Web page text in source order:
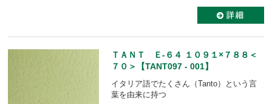
ＴＡＮＴ Ｅ-６４ １０９１×７８８＜
７０＞【TANT097 - 001】
イタリア語でたくさん（Tanto）という言
葉を由来に持つ